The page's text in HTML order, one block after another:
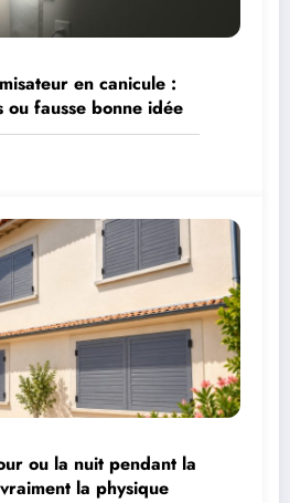
en canicule :
fausse bonne idée
ou la nuit pendant la
la physique